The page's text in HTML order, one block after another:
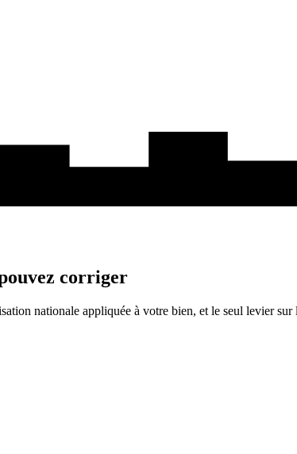
corriger
nationale appliquée à votre bien, et le seul levier